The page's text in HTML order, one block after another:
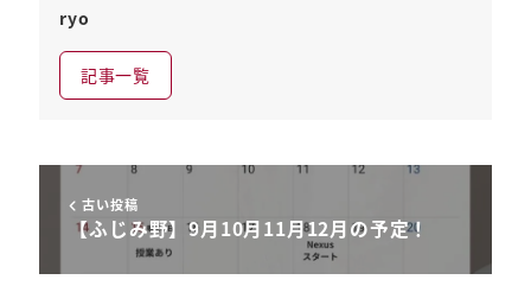
ryo
記事一覧
古い投稿
【ふじみ野】9月10月11月12月の予定！